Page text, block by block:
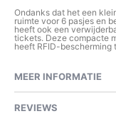
Ondanks dat het een
ruimte voor 6 pasjes en
heeft ook een
tickets. Deze compacte
heeft RFID-
MEER INFORMATIE
REVIEWS